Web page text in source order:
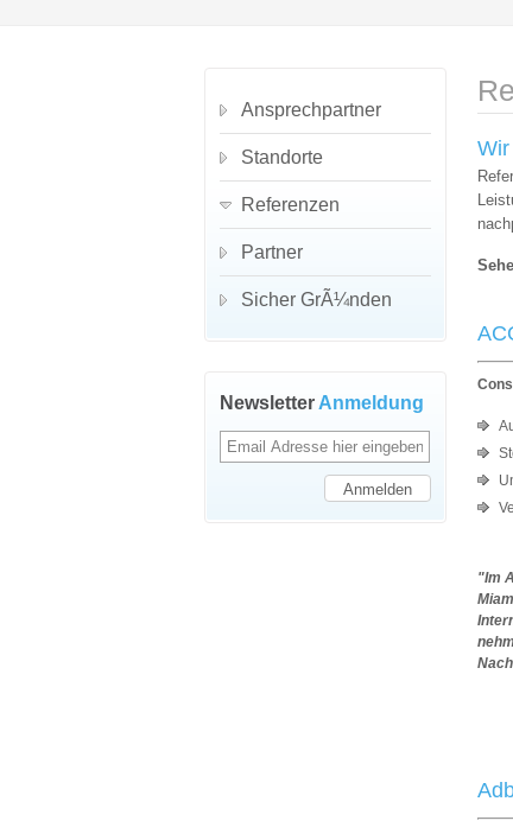
"Im
Ansprechpartner
Standorte
Referenzen
Partner
Sicher GrÃ¼nden
Newsletter Anmeldung